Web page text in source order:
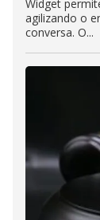
Widget
agilizando o
conversa. O...